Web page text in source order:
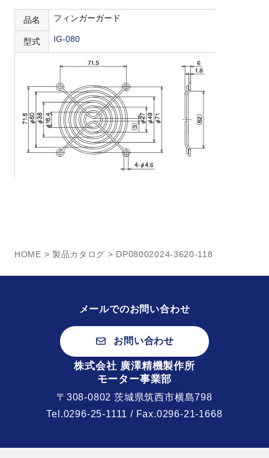
品名 フィンガーガード
型式 IG-080
HOME > 製品カタログ > DP08002024-3620-118
メールでのお問い合わせ
お問い合わせ
株式会社 廣澤精機製作所
モーター事業部
〒308-0802 茨城県筑西市横島798
Tel.0296-25-1111 / Fax.0296-21-1668